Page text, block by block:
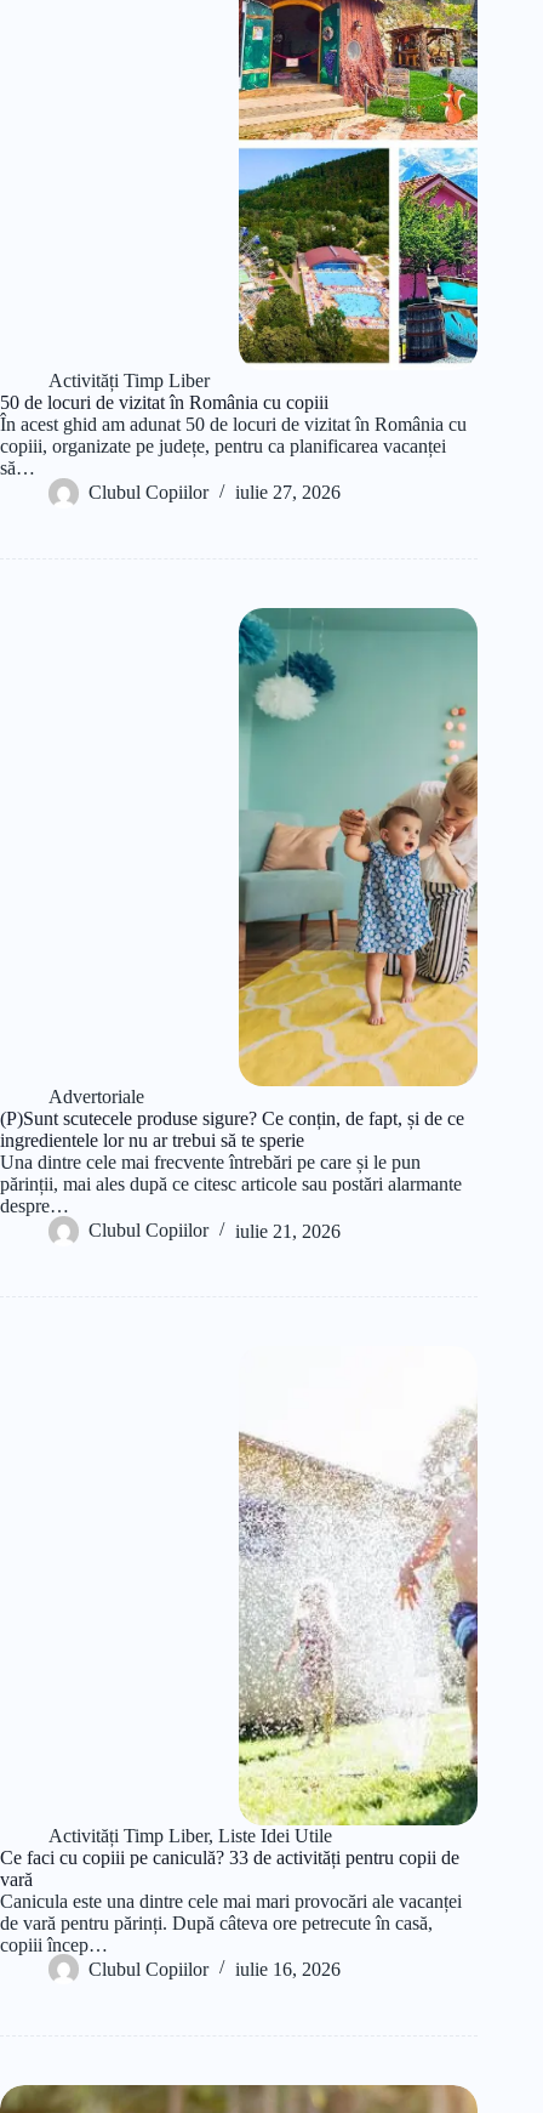
Activități Timp Liber
50 de locuri de vizitat în România cu copiii
În acest ghid am adunat 50 de locuri de vizitat în România cu
copiii, organizate pe județe, pentru ca planificarea vacanței
să…
Clubul Copiilor
iulie 27, 2026
Advertoriale
(P)Sunt scutecele produse sigure? Ce conțin, de fapt, și de ce
ingredientele lor nu ar trebui să te sperie
Una dintre cele mai frecvente întrebări pe care și le pun
părinții, mai ales după ce citesc articole sau postări alarmante
despre…
Clubul Copiilor
iulie 21, 2026
Activități Timp Liber, Liste Idei Utile
Ce faci cu copiii pe caniculă? 33 de activități pentru copii de
vară
Canicula este una dintre cele mai mari provocări ale vacanței
de vară pentru părinți. După câteva ore petrecute în casă,
copiii încep…
Clubul Copiilor
iulie 16, 2026